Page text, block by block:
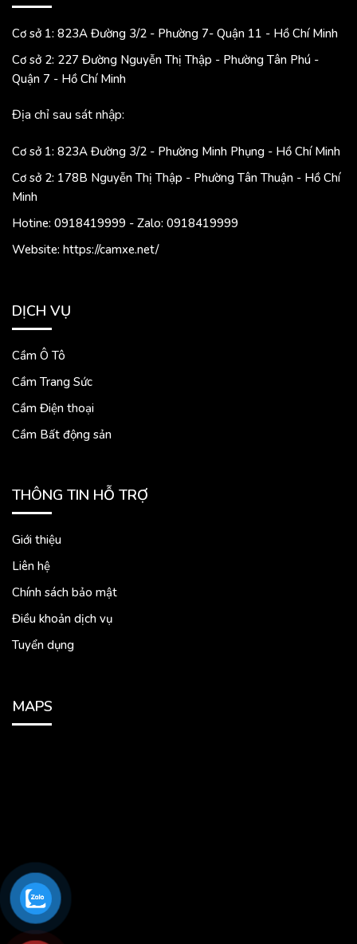
Cơ sở 1: 823A Đường 3/2 - Phường 7- Quận 11 - Hồ Chí Minh
Cơ sở 2: 227 Đường Nguyễn Thị Thập - Phường Tân Phú -
Quận 7 - Hồ Chí Minh
Địa chỉ sau sát nhập:
Cơ sở 1: 823A Đường 3/2 - Phường Minh Phụng - Hồ Chí Minh
Cơ sở 2: 178B Nguyễn Thị Thập - Phường Tân Thuận - Hồ Chí
Minh
Hotine: 0918419999 - Zalo: 0918419999
Website: https://camxe.net/
DỊCH VỤ
Cầm Ô Tô
Cầm Trang Sức
Cầm Điện thoại
Cầm Bất động sản
THÔNG TIN HỖ TRỢ
Giới thiệu
Liên hệ
Chính sách bảo mật
Điều khoản dịch vụ
Tuyển dụng
MAPS